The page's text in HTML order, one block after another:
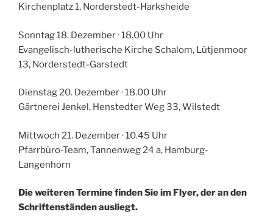
Kirchenplatz 1, Norderstedt-Harksheide
Sonntag 18. Dezember · 18.00 Uhr
Evangelisch-lutherische Kirche Schalom, Lütjenmoor
13, Norderstedt-Garstedt
Dienstag 20. Dezember · 18.00 Uhr
Gärtnerei Jenkel, Henstedter Weg 33, Wilstedt
Mittwoch 21. Dezember · 10.45 Uhr
Pfarrbüro-Team, Tannenweg 24 a, Hamburg-
Langenhorn
Die weiteren Termine finden Sie im Flyer, der an den
Schriftenständen ausliegt.